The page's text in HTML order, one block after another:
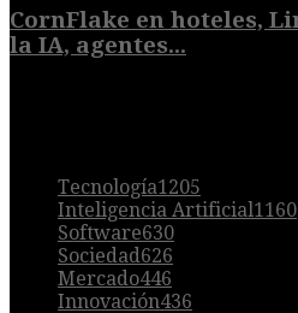
CornFlake en hoteles,
la IA, agentes...
Tecnología1205
Inteligencia Artificial1160
Software630
Sociedad626
Mercado446
Innovación436